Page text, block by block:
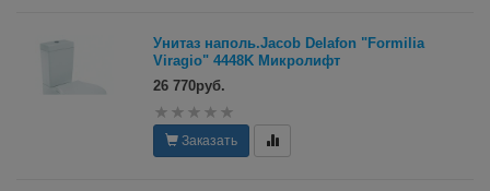
Унитаз наполь.Jacob Delafon "Formilia
Viragio" 4448K Микролифт
26 770руб.
Заказать